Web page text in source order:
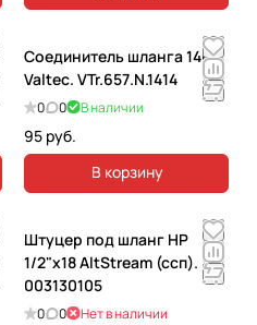
Соединитель шланга 14мм
Valtec. VTr.657.N.1414
0 0 В наличии
95 руб.
В корзину
Штуцер под шланг НР
1/2"х18 AltStream (ссп).
003130105
0 0 Нет в наличии